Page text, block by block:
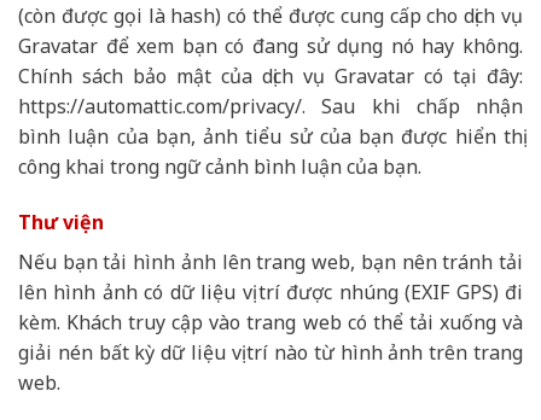
(còn được gọi là hash) có thể được cung cấp cho dịch vụ
Gravatar để xem bạn có đang sử dụng nó hay không.
Chính sách bảo mật của dịch vụ Gravatar có tại đây:
https://automattic.com/privacy/. Sau khi chấp nhận
bình luận của bạn, ảnh tiểu sử của bạn được hiển thị
công khai trong ngữ cảnh bình luận của bạn.
Thư viện
Nếu bạn tải hình ảnh lên trang web, bạn nên tránh tải
lên hình ảnh có dữ liệu vị trí được nhúng (EXIF GPS) đi
kèm. Khách truy cập vào trang web có thể tải xuống và
giải nén bất kỳ dữ liệu vị trí nào từ hình ảnh trên trang
web.